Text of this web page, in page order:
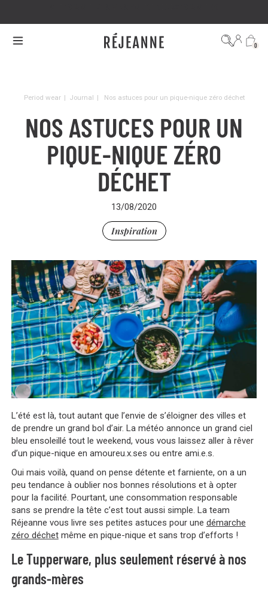
0
Period wear | Journal | Nos astuces pour un pique-nique zéro déchet
NOS ASTUCES POUR UN
PIQUE-NIQUE ZÉRO
DÉCHET
13/08/2020
Inspiration
L’été est là, tout autant que l’envie de s’éloigner des villes et
de prendre un grand bol d’air. La météo annonce un grand ciel
bleu ensoleillé tout le weekend, vous vous laissez aller à rêver
d’un pique-nique en amoureu.x.ses ou entre ami.e.s.
Oui mais voilà, quand on pense détente et farniente, on a un
peu tendance à oublier nos bonnes résolutions et à opter
pour la facilité. Pourtant, une consommation responsable
sans se prendre la tête c’est tout aussi simple. La team
Réjeanne vous livre ses petites astuces pour une démarche
zéro déchetmême en pique-nique et sans trop d’efforts !
Le Tupperware, plus seulement réservé à nos
grands-mères